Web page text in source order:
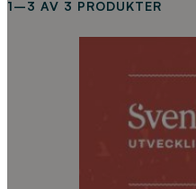
1–3 AV 3 PRODUKTER